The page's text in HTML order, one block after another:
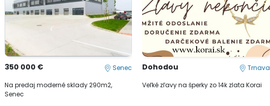
350 000 € Senec
Na predaj moderné sklady 290m2,
Senec
Dohodou Trnava
Veľké zľavy na šperky zo 14k zlata Korai